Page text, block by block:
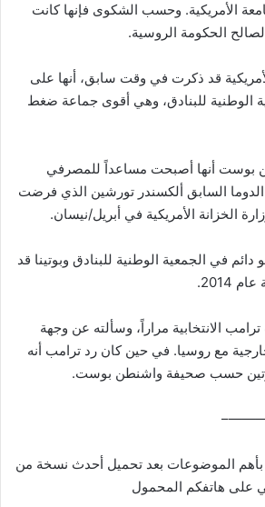
الأمريكية. وحسب الشكوى فإنها كانت
الحكومة الروسية.
قد ذكرت في وقت سابق، أنها على
الوطنية للبنادق، وهي أقوى جماعة ضغط
بوست أنها أصبحت مساعداً للمصرفي
السابق ألكسندر تورشين الذي فرضت
الخزانة الأمريكية في أبريل/نيسان.
في الجمعية الوطنية للبنادق وبوتينا قد
الانتخابية مراراً، وسألته عن وجهة
مع روسيا. في حين كان رد ترامب أنه
حسب صحيفة واشنطن بوست.
بأهم الموضوعات بعد تحميل أحدث نسخة من
هاتفكم المحمول